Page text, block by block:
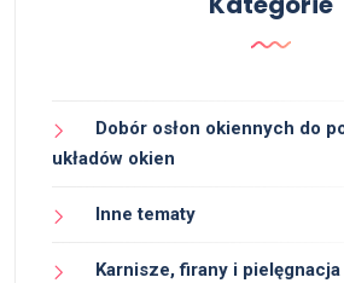
Dobór osłon okiennych do
układów okien
Inne tematy
Karnisze, firany i